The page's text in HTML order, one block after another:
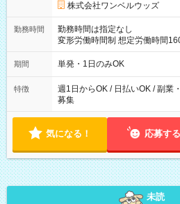
株式会社ワンベルウッズ
勤務時間
勤務時間は指定なし
変形労働時間制 想定労働時間160時間/月 【シフト
～21：00
期間 単発・1日のみOK
特徴
週1日からOK / 日払いOK / 副業
募集
気になる！ 応募する
未読